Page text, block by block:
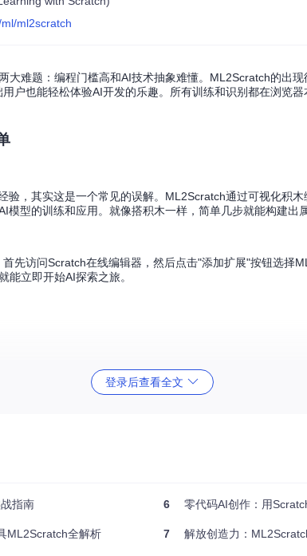
ml2scratch
大难题：编程门槛高和AI技术抽象难懂。ML2Scratch的出
户也能轻松体验AI开发的乐趣。所有训练和识别都在浏览
验，其实这是一个常见的误解。ML2Scratch通过可视化积
模型的训练和应用。就像搭积木一样，简单几步就能构建出
先访问Scratch在线编辑器，然后点击"添加扩展"按钮选择
能立即开始AI探索之旅。
ML2Scratch采用积木式编程方式，将AI功能封装成可拖拽
的本地训练功能显得尤为珍贵。所有训练数据都保存在用
登录后查看全文
指南
ML2Scratch全解析
6 零代码AI创作：用
7 解放创造力：